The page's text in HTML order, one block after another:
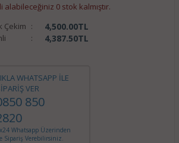
0 stok kalmıştır.
Çekim : 4,500.00TL
: 4,387.50TL
WHATSAPP İLE
VER
850
Whatsapp Üzerinden
Sipariş Verebilirsiniz.